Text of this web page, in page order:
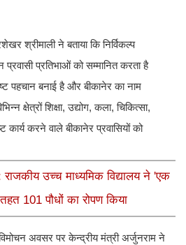
श्रीमाली ने बताया कि निर्विकल्प
प्रतिभाओं को सम्मानित करता है
पहचान बनाई है और बीकानेर का नाम
क्षेत्रों शिक्षा, उद्योग, कला, चिकित्सा,
करने वाले बीकानेर प्रवासियों को
उच्च माध्यमिक विद्यालय ने 'एक
101 पौधों का रोपण किया
अवसर पर केन्द्रीय मंत्री अर्जुनराम ने